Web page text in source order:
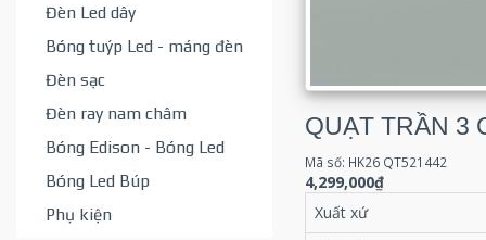
Đèn Led dây
Bóng tuýp Led - máng đèn
Đèn sạc
Đèn ray nam châm
Bóng Edison - Bóng Led
Bóng Led Búp
Phụ kiện
QUẠT TRẦN 3
Mã số: HK26 QT521442
4,299,000₫
Xuất xứ